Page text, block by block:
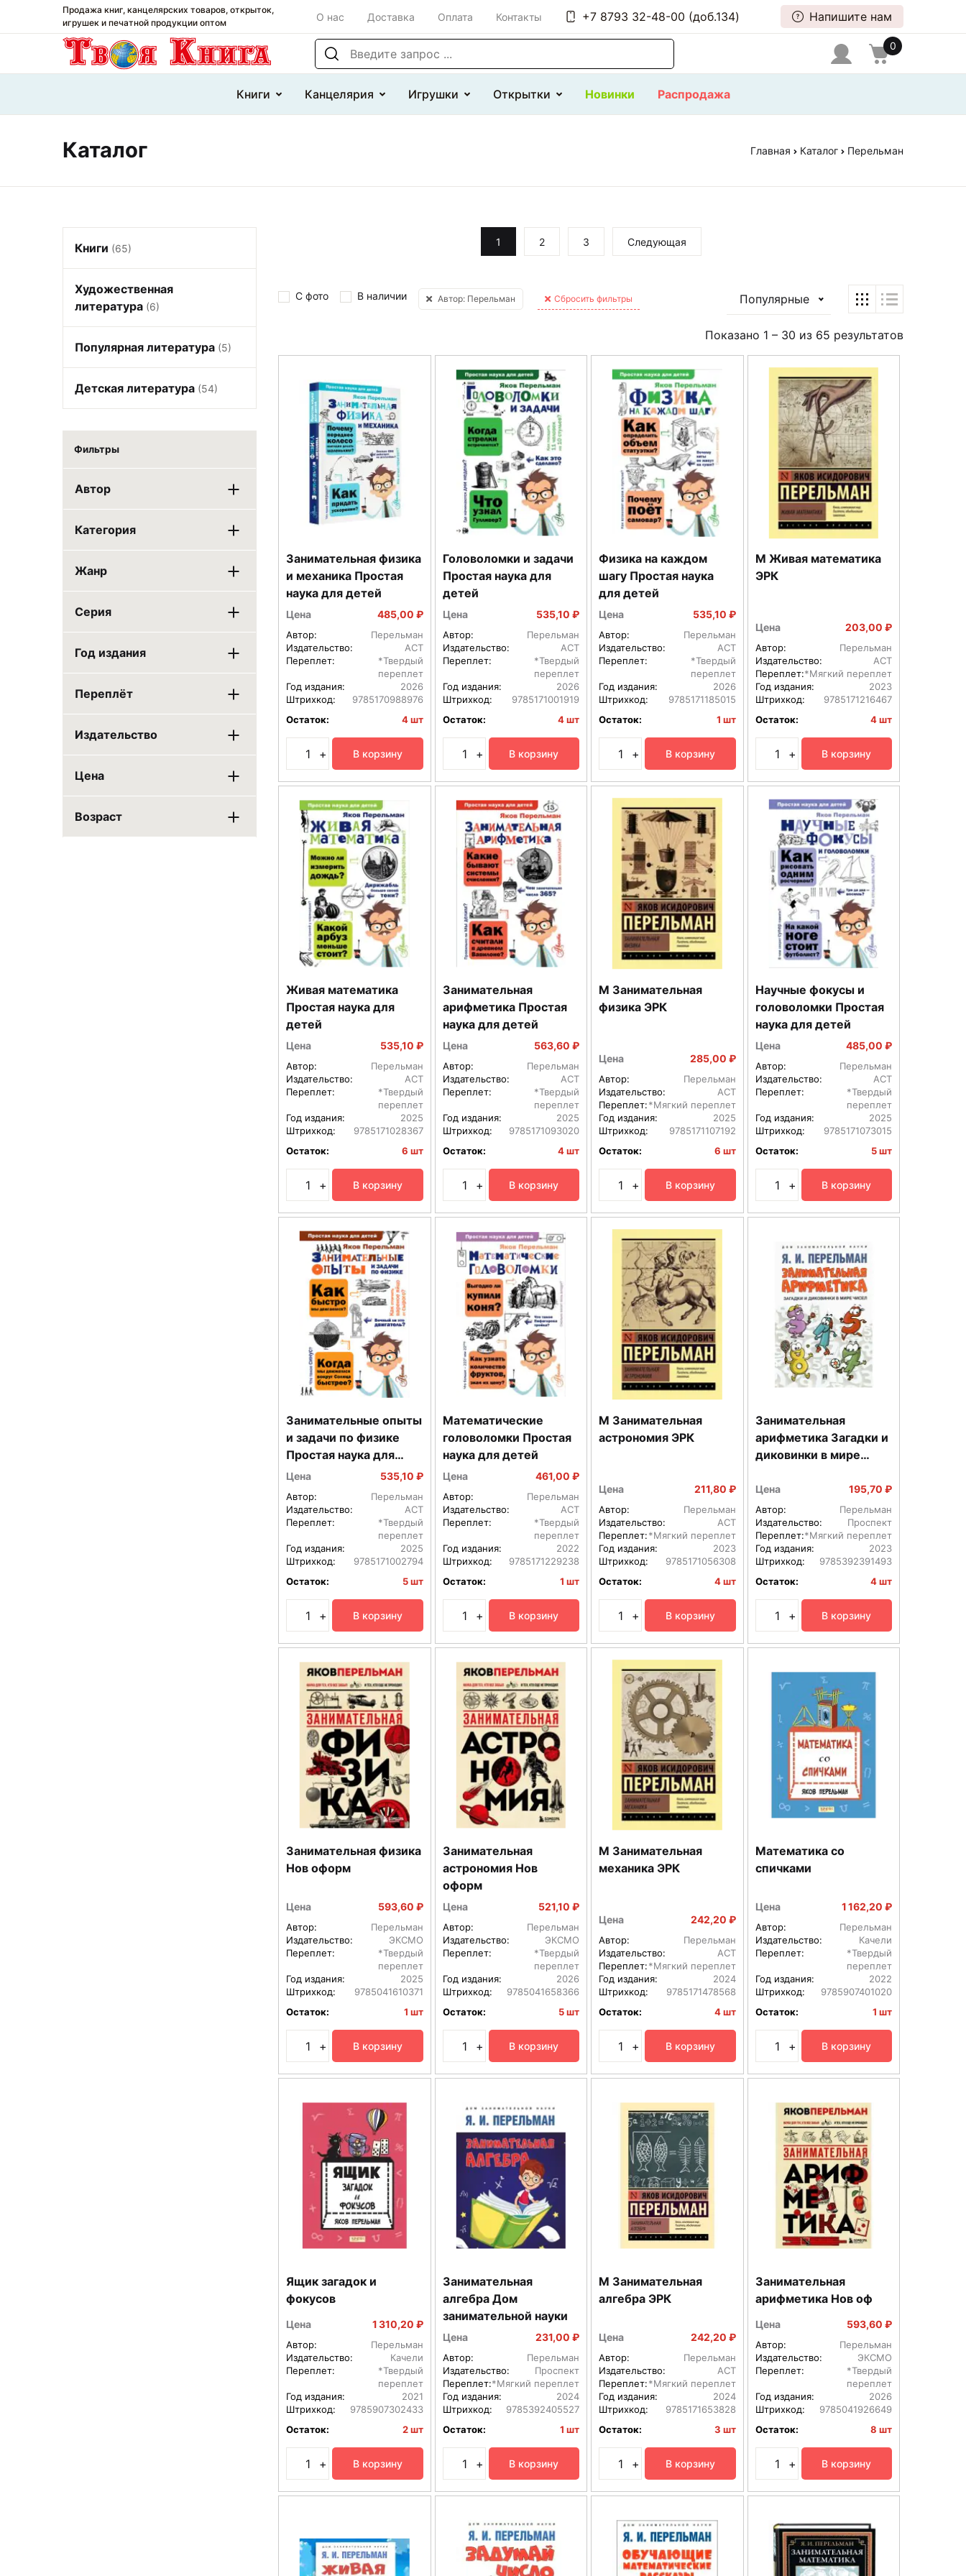
Продажа книг, канцелярских товаров, открыток,
игрушек и печатной продукции оптом
О нас Доставка Оплата Контакты +7 8793 32-48-00 (доб.134) Напишите нам
Поиск по сайту 0
Книги Канцелярия Игрушки Открытки Новинки Распродажа
Каталог Главная Каталог Перельман
Книги (65)
Художественная
литература (6)
Популярная литература (5)
Детская литература (54)
Фильтры
Автор
Категория
Жанр
Серия
Год издания
Переплёт
Издательство
Цена
Возраст
1 2 3 Следующая
С фото В наличии Автор: Перельман Сбросить фильтры Популярные
Показано 1 – 30 из 65 результатов
Занимательная физика
и механика Простая
наука для детей
Цена 485,00 ₽
Автор:
Перельман
Издательство:
АСТ
Переплет:
*Твердый
переплет
Год издания:
2026
Штрихкод:
9785170988976
Остаток:
4 шт
+ В корзину
Головоломки и задачи
Простая наука для
детей
Цена 535,10 ₽
Автор:
Перельман
Издательство:
АСТ
Переплет:
*Твердый
переплет
Год издания:
2026
Штрихкод:
9785171001919
Остаток:
4 шт
+ В корзину
Физика на каждом
шагу Простая наука
для детей
Цена 535,10 ₽
Автор:
Перельман
Издательство:
АСТ
Переплет:
*Твердый
переплет
Год издания:
2026
Штрихкод:
9785171185015
Остаток:
1 шт
+ В корзину
М Живая математика
ЭРК
Цена 203,00 ₽
Автор:
Перельман
Издательство:
АСТ
Переплет:*Мягкий переплет
Год издания:
2023
Штрихкод:
9785171216467
Остаток:
4 шт
+ В корзину
Живая математика
Простая наука для
детей
Цена 535,10 ₽
Автор:
Перельман
Издательство:
АСТ
Переплет:
*Твердый
переплет
Год издания:
2025
Штрихкод:
9785171028367
Остаток:
6 шт
+ В корзину
Занимательная
арифметика Простая
наука для детей
Цена 563,60 ₽
Автор:
Перельман
Издательство:
АСТ
Переплет:
*Твердый
переплет
Год издания:
2025
Штрихкод:
9785171093020
Остаток:
4 шт
+ В корзину
М Занимательная
физика ЭРК
Цена 285,00 ₽
Автор:
Перельман
Издательство:
АСТ
Переплет:*Мягкий переплет
Год издания:
2025
Штрихкод:
9785171107192
Остаток:
6 шт
+ В корзину
Научные фокусы и
головоломки Простая
наука для детей
Цена 485,00 ₽
Автор:
Перельман
Издательство:
АСТ
Переплет:
*Твердый
переплет
Год издания:
2025
Штрихкод:
9785171073015
Остаток:
5 шт
+ В корзину
Занимательные опыты
и задачи по физике
Простая наука для
детей
Цена 535,10 ₽
Автор:
Перельман
Издательство:
АСТ
Переплет:
*Твердый
переплет
Год издания:
2025
Штрихкод:
9785171002794
Остаток:
5 шт
+ В корзину
Математические
головоломки Простая
наука для детей
Цена 461,00 ₽
Автор:
Перельман
Издательство:
АСТ
Переплет:
*Твердый
переплет
Год издания:
2022
Штрихкод:
9785171229238
Остаток:
1 шт
+ В корзину
М Занимательная
астрономия ЭРК
Цена 211,80 ₽
Автор:
Перельман
Издательство:
АСТ
Переплет:*Мягкий переплет
Год издания:
2023
Штрихкод:
9785171056308
Остаток:
4 шт
+ В корзину
Занимательная
арифметика Загадки и
диковинки в мире
Цена 195,70 ₽
Автор:
Перельман
Издательство:
Проспект
Переплет:*Мягкий переплет
Год издания:
2023
Штрихкод:
9785392391493
Остаток:
4 шт
+ В корзину
Занимательная физика
Нов оформ
Цена 593,60 ₽
Автор:
Перельман
Издательство:
ЭКСМО
Переплет:
*Твердый
переплет
Год издания:
2025
Штрихкод:
9785041610371
Остаток:
1 шт
+ В корзину
Занимательная
астрономия Нов
оформ
Цена 521,10 ₽
Автор:
Перельман
Издательство:
ЭКСМО
Переплет:
*Твердый
переплет
Год издания:
2026
Штрихкод:
9785041658366
Остаток:
5 шт
+ В корзину
М Занимательная
механика ЭРК
Цена 242,20 ₽
Автор:
Перельман
Издательство:
АСТ
Переплет:*Мягкий переплет
Год издания:
2024
Штрихкод:
9785171478568
Остаток:
4 шт
+ В корзину
Математика со
спичками
Цена 1 162,20 ₽
Автор:
Перельман
Издательство:
Качели
Переплет:
*Твердый
переплет
Год издания:
2022
Штрихкод:
9785907401020
Остаток:
1 шт
+ В корзину
Ящик загадок и
фокусов
Цена 1 310,20 ₽
Автор:
Перельман
Издательство:
Качели
Переплет:
*Твердый
переплет
Год издания:
2021
Штрихкод:
9785907302433
Остаток:
2 шт
+ В корзину
Занимательная
алгебра Дом
занимательной науки
Цена 231,00 ₽
Автор:
Перельман
Издательство:
Проспект
Переплет:*Мягкий переплет
Год издания:
2024
Штрихкод:
9785392405527
Остаток:
1 шт
+ В корзину
М Занимательная
алгебра ЭРК
Цена 242,20 ₽
Автор:
Перельман
Издательство:
АСТ
Переплет:*Мягкий переплет
Год издания:
2024
Штрихкод:
9785171653828
Остаток:
3 шт
+ В корзину
Занимательная
арифметика Нов оф
Цена 593,60 ₽
Автор:
Перельман
Издательство:
ЭКСМО
Переплет:
*Твердый
переплет
Год издания:
2026
Штрихкод:
9785041926649
Остаток:
8 шт
+ В корзину